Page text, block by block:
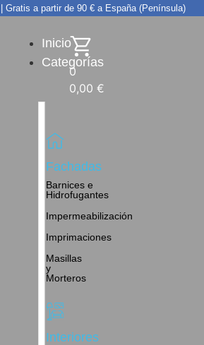
Gratis a partir de 90 € a España (Península)
Inicio
Categorías
Fachadas
Barnices e
Hidrofugantes
Impermeabilización
Imprimaciones
Masillas
y
Morteros
Interiores
0
0,00€